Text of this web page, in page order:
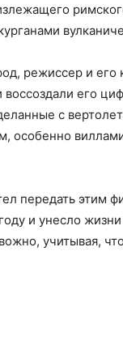
режиссер и
его
с
особенно
передать этим
и унесло
учитывая,